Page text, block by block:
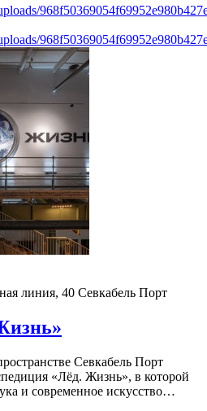
линия, 40 Севкабель Порт
Севкабель Порт
«Лёд. Жизнь», в которой
и современное искусство…